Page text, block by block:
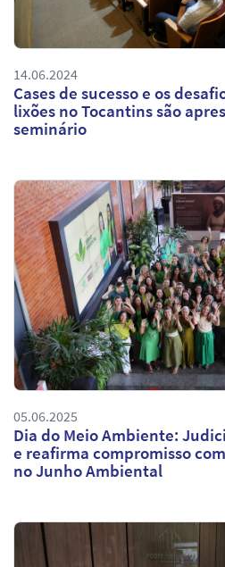
14.06.2024
Cases de sucesso e os
lixões no Tocantins são
seminário
05.06.2025
Dia do Meio Ambiente:
e reafirma compromisso
no Junho Ambiental